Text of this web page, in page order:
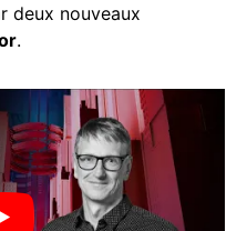
deux nouveaux
.